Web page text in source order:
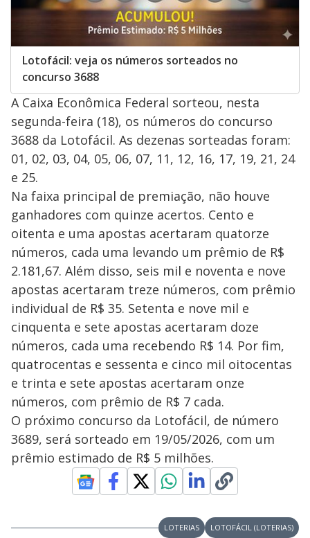
Lotofácil: veja os números sorteados no
concurso 3688
A Caixa Econômica Federal sorteou, nesta
segunda-feira (18), os números do concurso
3688 da Lotofácil. As dezenas sorteadas foram:
01, 02, 03, 04, 05, 06, 07, 11, 12, 16, 17, 19, 21, 24
e 25.
Na faixa principal de premiação, não houve
ganhadores com quinze acertos. Cento e
oitenta e uma apostas acertaram quatorze
números, cada uma levando um prêmio de R$
2.181,67. Além disso, seis mil e noventa e nove
apostas acertaram treze números, com prêmio
individual de R$ 35. Setenta e nove mil e
cinquenta e sete apostas acertaram doze
números, cada uma recebendo R$ 14. Por fim,
quatrocentas e sessenta e cinco mil oitocentas
e trinta e sete apostas acertaram onze
números, com prêmio de R$ 7 cada.
O próximo concurso da Lotofácil, de número
3689, será sorteado em 19/05/2026, com um
prêmio estimado de R$ 5 milhões.
LOTERIAS LOTOFÁCIL (LOTERIAS)